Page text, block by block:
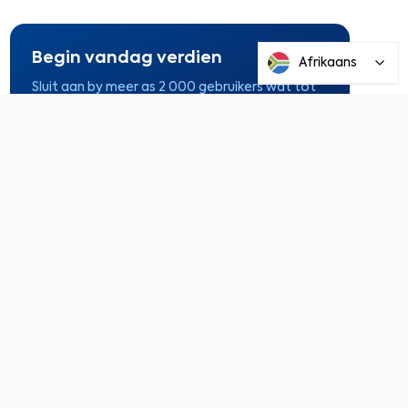
Begin vandag verdien
Sluit aan by meer as 2 000 gebruikers wat tot
Afrikaans